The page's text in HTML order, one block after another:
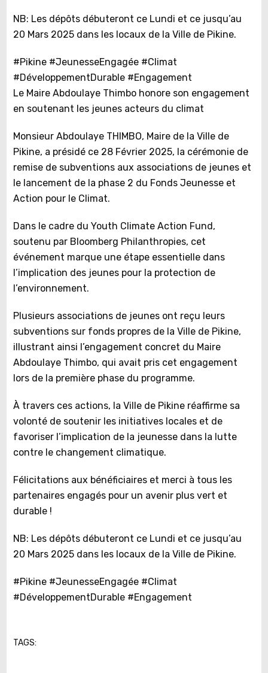
NB: Les dépôts débuteront ce Lundi et ce jusqu’au
20 Mars 2025 dans les locaux de la Ville de Pikine.
#Pikine #JeunesseEngagée #Climat
#DéveloppementDurable #Engagement
Le Maire Abdoulaye Thimbo honore son engagement
en soutenant les jeunes acteurs du climat
Monsieur Abdoulaye THIMBO, Maire de la Ville de
Pikine, a présidé ce 28 Février 2025, la cérémonie de
remise de subventions aux associations de jeunes et
le lancement de la phase 2 du Fonds Jeunesse et
Action pour le Climat.
Dans le cadre du Youth Climate Action Fund,
soutenu par Bloomberg Philanthropies, cet
événement marque une étape essentielle dans
l’implication des jeunes pour la protection de
l’environnement.
Plusieurs associations de jeunes ont reçu leurs
subventions sur fonds propres de la Ville de Pikine,
illustrant ainsi l’engagement concret du Maire
Abdoulaye Thimbo, qui avait pris cet engagement
lors de la première phase du programme.
À travers ces actions, la Ville de Pikine réaffirme sa
volonté de soutenir les initiatives locales et de
favoriser l’implication de la jeunesse dans la lutte
contre le changement climatique.
Félicitations aux bénéficiaires et merci à tous les
partenaires engagés pour un avenir plus vert et
durable !
NB: Les dépôts débuteront ce Lundi et ce jusqu’au
20 Mars 2025 dans les locaux de la Ville de Pikine.
#Pikine #JeunesseEngagée #Climat
#DéveloppementDurable #Engagement
TAGS: